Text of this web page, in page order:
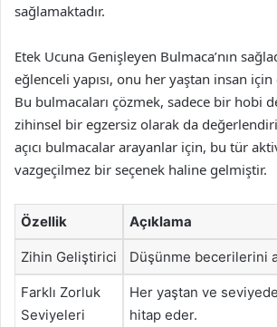
sağlamaktadır.
Etek Ucuna Genişleyen Bulmaca’nın
eğlenceli yapısı, onu her yaştan insan için
Bu bulmacaları çözmek, sadece bir hobi
zihinsel bir egzersiz olarak da
açıcı bulmacalar arayanlar için, bu tür
vazgeçilmez bir seçenek haline gelmiştir.
Özellik Açıklama
Zihin Geliştirici Düşünme becerilerini
Farklı Zorluk
Seviyeleri
Her yaştan ve
hitap eder.